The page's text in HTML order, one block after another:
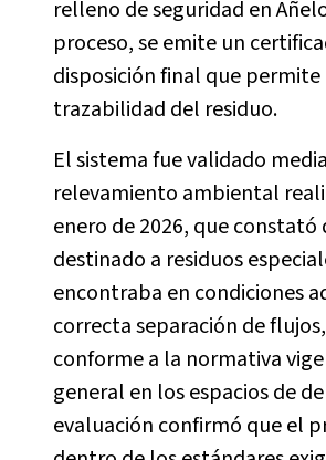
relleno de seguridad en
proceso, se emite un
disposición final que
trazabilidad del residuo.
El sistema fue validado
relevamiento ambiental
enero de 2026, que constató
destinado a residuos
encontraba en condiciones
correcta separación de
conforme a la normativa
general en los espacios de
evaluación confirmó que el